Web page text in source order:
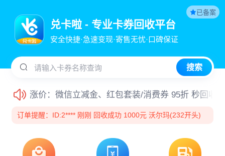
已备案
兑卡啦 - 专业卡券回收平台
安全快捷·急速变现·寄售无忧·口碑保证
请输入卡券名称查询 搜索
涨价：微信立减金、红包套装/消费券 95折 秒回收！
五一节正常回收，正常结算，欢迎提交回收！祝大
平台新增沃尔玛券包（96%折）盒马生活券包（
接上游通知：中百购物卡暂时维护，提交订单不做
平台新增支付宝提现通道，请知悉！
沃尔玛购物卡折扣上调至0.94折，核销速度快销，
订单提醒：
ID:2**** 刚刚 回收成功 1000元 沃尔玛(232开头)
ID:2**** 刚刚 回收成功 1000元 沃尔玛(232开头)
ID:2**** 刚刚 回收成功 50元 京东E卡(仅卡密)
ID:2**** 刚刚 回收成功 50元 京东E卡(仅卡密)
ID:2**** 刚刚 回收成功 50元 京东E卡(仅卡密)
ID:1**** 刚刚 回收成功 1000元 京东E卡(仅卡密)
ID:1**** 刚刚 回收成功 1000元 京东E卡(仅卡密)
ID:2**** 刚刚 回收成功 100元 京东E卡(仅卡密)
ID:2**** 刚刚 回收成功 100元 京东E卡(仅卡密)
ID:2**** 刚刚 回收成功 100元 京东E卡(仅卡密)
ID:1**** 刚刚 回收成功 500元 京东E卡套装(分期